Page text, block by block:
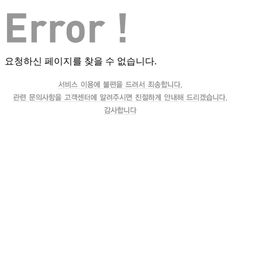
요청하신 페이지를 찾을 수 없습니다.